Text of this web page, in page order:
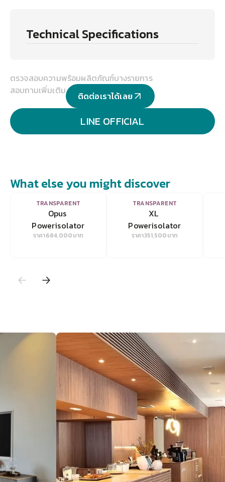
Technical Specifications
ตรวจสอบความพร้อมผลิตภัณฑ์บางรายการ
สอบถามเพิ่มเติม
ติดต่อเราได้เลย
LINE OFFICIAL
What else you might discover
VIEW
TRANSPARENT
Opus
Powerisolator
ราคา684,000บาท
VIEW
TRANSPARENT
XL
Powerisolator
ราคา351,500บาท